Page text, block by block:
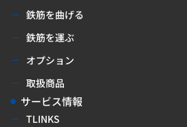
鉄筋を曲げる
鉄筋を運ぶ
オプション
取扱商品
サービス情報
TLINKS